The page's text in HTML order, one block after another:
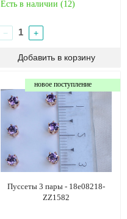
Есть в наличии (12)
− +
новое поступление
Пуссеты 3 пары - 18e08218-
ZZ1582